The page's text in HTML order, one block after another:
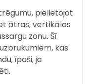
pielietojot
ātras, vertikālas
zonu. Šī
kas
īpaši, ja